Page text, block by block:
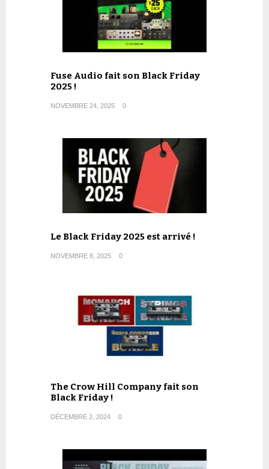
Fuse Audio fait son Black Friday
2025 !
NOVEMBRE 24, 2025 0
Le Black Friday 2025 est arrivé !
NOVEMBRE 8, 2025 0
The Crow Hill Company fait son
Black Friday !
DÉCEMBRE 2, 2024 0